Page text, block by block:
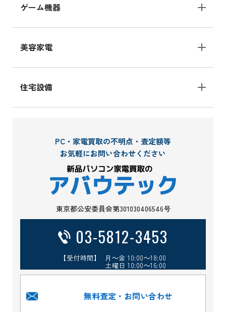
ゲーム機器
美容家電
住宅設備
PC・家電買取の不明点・査定額等
お気軽にお問い合わせください
東京都公安委員会第301030406546号
03-5812-3453
【受付時間】 月～金 10:00～18:00
土曜日 10:00～16:00
無料査定・お問い合わせ